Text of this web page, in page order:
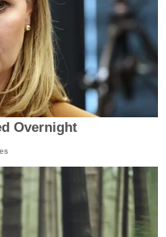
Overnight